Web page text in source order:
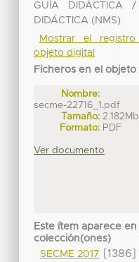
GUÍA DIDÁCTICA /
DIDÁCTICA (NMS)
Mostrar el
objeto digital
Ficheros en el objeto
Nombre:
secme-22716_1.pdf
Tamaño: 2.182Mb
Formato: PDF
Ver documento
Este ítem aparece
colección(ones)
SECME 2017
[1386]